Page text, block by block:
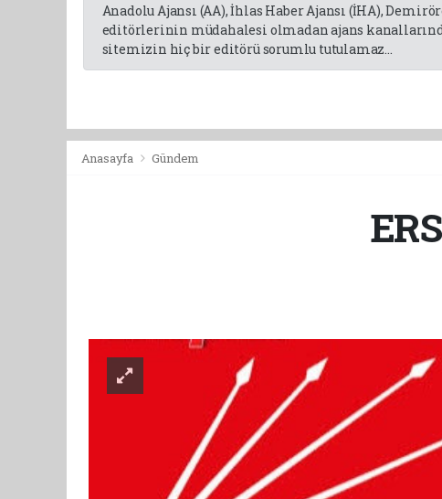
Anadolu Ajansı (AA), İhlas Haber Ajansı (İHA),
editörlerinin müdahalesi olmadan ajans
sitemizin hiç bir editörü sorumlu tutulamaz...
Anasayfa Gündem